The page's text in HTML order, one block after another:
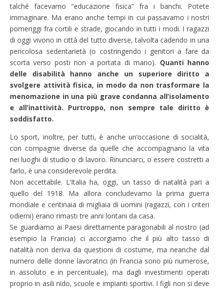
talché facevamo “educazione fisica” fra i banchi. Potete
immaginare. Ma erano anche tempi in cui passavamo i nostri
pomeriggi fra cortili e strade, giocando in tutti i modi. I ragazzi
di oggi vivono in città del tutto diverse, talvolta cadendo in una
pericolosa sedentarietà (o costringendo i genitori a fare da
scorta verso posti non a portata di mano). Quanti hanno
delle disabilità hanno anche un superiore diritto a
svolgere attività fisica, in modo da non trasformare la
menomazione in una più grave condanna all’isolamento
e all’inattività. Purtroppo, non sempre tale diritto è
soddisfatto.
Lo sport, inoltre, per tutti, è anche un’occasione di socialità,
con compagnie diverse da quelle che accompagnano la vita
nei luoghi di studio o di lavoro. Rinunciarci, o essere costretti a
farlo, è una considerevole perdita.
Non accettabile. L’Italia ha, oggi, un tasso di natalità pari a
quello del 1918. Ma allora concludevamo la prima guerra
mondiale e centinaia di migliaia di uomini (ragazzi, con i criteri
odierni) erano rimasti tre anni lontani da casa.
Se guardiamo ai Paesi direttamente paragonabili al nostro (ad
esempio la Francia) ci accorgiamo che il più alto tasso di
natalità non deriva da questioni di costume, ma neanche dal
numero delle donne lavoratrici (in Francia sono più numerose,
in assoluto e in percentuale), ma dagli investimenti operati
proprio in asili nido, scuole e impianti sportivi. I figli non si deve